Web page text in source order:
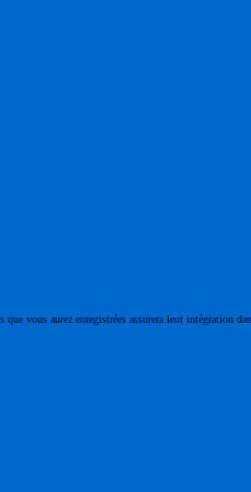
vous aurez enregistrées assurera leur intégration